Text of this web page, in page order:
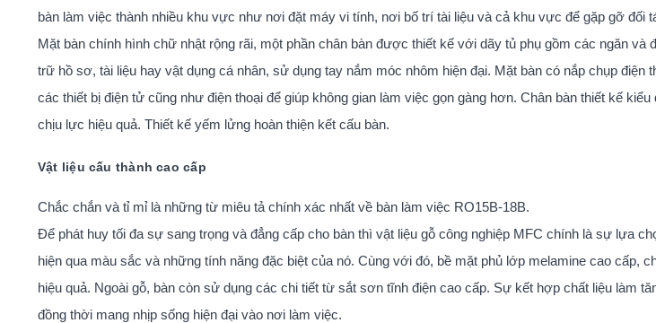
bàn làm việc thành nhiều khu vực như nơi đặt máy vi tính, nơi bố trí tài liệu và cả khu vực để gặp gỡ đối
Mặt bàn chính hình chữ nhật rộng rãi, một phần chân bàn được thiết kế với dãy tủ phụ gồm các ngăn và
trữ hồ sơ, tài liệu hay vật dụng cá nhân, sử dụng tay nắm móc nhôm hiện đại. Mặt bàn có nắp chụp điện
các thiết bị điện tử cũng như điện thoại để giúp không gian làm việc gọn gàng hơn. Chân bàn thiết kế
chịu lực hiệu quả. Thiết kế yếm lửng hoàn thiện kết cấu bàn.
Vật liệu cấu thành cao cấp
Chắc chắn và tỉ mỉ là những từ miêu tả chính xác nhất về bàn làm việc RO15B-18B.
Để phát huy tối đa sự sang trọng và đẳng cấp cho bàn thì vật liệu gỗ công nghiệp MFC chính là sự lựa
hiện qua màu sắc và những tính năng đặc biệt của nó. Cùng với đó, bề mặt phủ lớp melamine cao cấp,
hiệu quả. Ngoài gỗ, bàn còn sử dụng các chi tiết từ sắt sơn tĩnh điện cao cấp. Sự kết hợp chất liệu làm
đồng thời mang nhịp sống hiện đại vào nơi làm việc.